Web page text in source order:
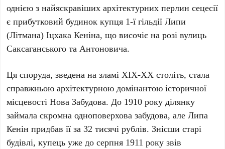
однією з найяскравіших архітектурних перлин сецесії
є прибутковий будинок купця 1-ї гільдії Липи
(Літмана) Іцхака Кеніна, що височіє на розі вулиць
Саксаганського таАнтоновича.
Ця споруда, зведена на зламіXIX-XX століть, стала
справжньою архітектурною домінантою історичної
місцевостіНова Забудова. До 1910 року ділянку
займала скромна одноповерхова забудова, алеЛипа
Кенін придбав її за32 тисячі рублів. Знісши старі
будівлі, купець уже досерпня 1911 року звів